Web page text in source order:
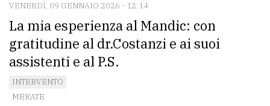
VENERDÌ, 09 GENNAIO 2026 - 12:14
La mia esperienza al Mandic: con
gratitudine al dr.Costanzi e ai suoi
assistenti e al P.S.
INTERVENTO
MERATE